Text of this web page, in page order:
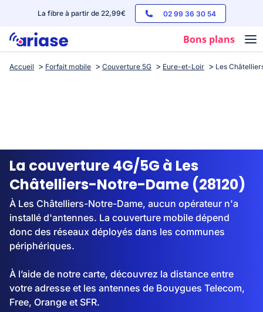
La fibre à partir de 22,99€ 02 99 36 30 54
Bons plans
Box internet
Streaming
Accueil Forfait mobile Couverture 5G Eure-et-Loir Les
La couverture 4G/5G à Les
Châtelliers-Notre-Dame (28120)
À Les Châtelliers-Notre-Dame, aucun opérateur n'a
installé d'antennes. La couverture mobile dépend
donc des réseaux déployés dans les communes
périphériques.
À l’aide de notre carte, découvrez la distance entre
votre adresse et les antennes de Bouygues Telecom,
Free, Orange et SFR.